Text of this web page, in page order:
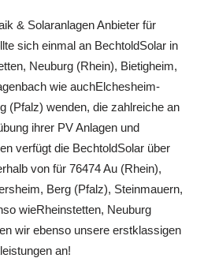
& Solaranlagen Anbieter für
sich einmal an BechtoldSolar in
Neuburg (Rhein), Bietigheim,
wie auchElchesheim-
(Pfalz) wenden, die zahlreiche an
ihrer PV Anlagen und
verfügt die BechtoldSolar über
von für 76474 Au (Rhein),
Berg (Pfalz), Steinmauern,
wieRheinstetten, Neuburg
wir ebenso unsere erstklassigen
an!